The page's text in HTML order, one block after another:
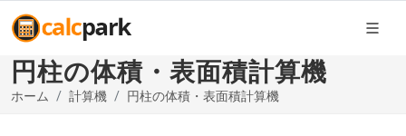
円柱の体積・表面積計算機
ホーム 計算機 円柱の体積・表面積計算機